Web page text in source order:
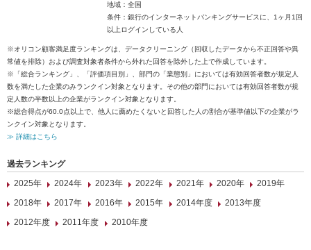
地域：全国
条件：銀行のインターネットバンキングサービスに、1ヶ月1回
以上ログインしている人
※オリコン顧客満足度ランキングは、データクリーニング（回収したデータから不正回答や異
常値を排除）および調査対象者条件から外れた回答を除外した上で作成しています。
※「総合ランキング」、「評価項目別」、部門の「業態別」においては有効回答者数が規定人
数を満たした企業のみランクイン対象となります。その他の部門においては有効回答者数が規
定人数の半数以上の企業がランクイン対象となります。
※総合得点が60.0点以上で、他人に薦めたくないと回答した人の割合が基準値以下の企業がラ
ンクイン対象となります。
≫ 詳細はこちら
過去ランキング
2025年
2024年 2023年 2022年 2021年 2020年
2019年
2018年
2017年 2016年 2015年 2014年度
2013年度
2012年度
2011年度 2010年度